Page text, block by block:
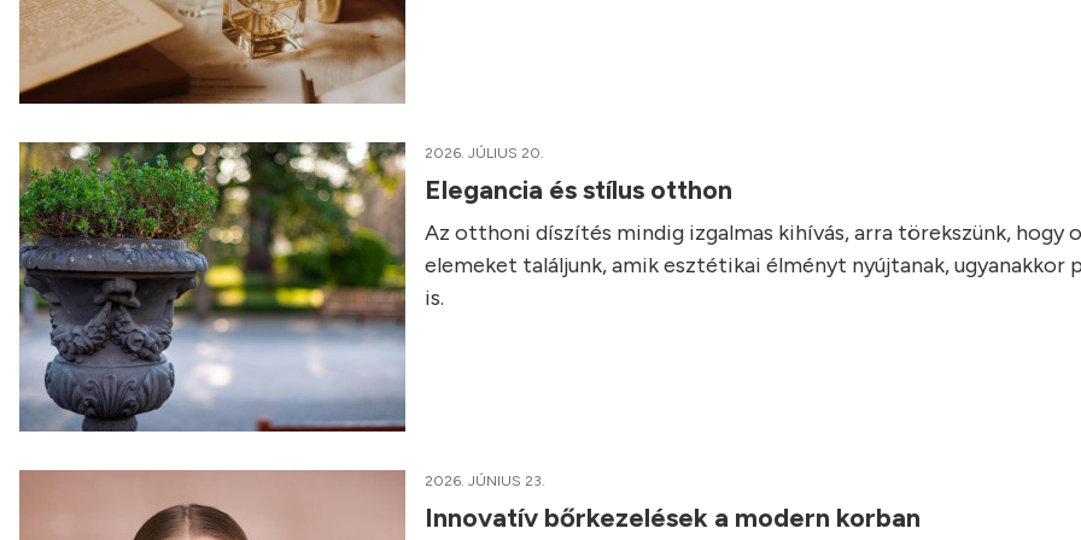
2026. JÚLIUS 20.
Elegancia és stílus otthon
Az otthoni díszítés mindig izgalmas kihívás, arra törekszünk, hogy
elemeket találjunk, amik esztétikai élményt nyújtanak, ugyanakkor
is.
2026. JÚNIUS 23.
Innovatív bőrkezelések a modern korban